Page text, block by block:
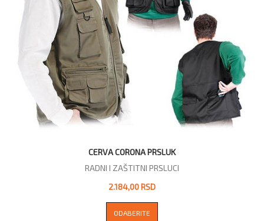
CERVA CORONA PRSLUK
RADNI I ZAŠTITNI PRSLUCI
2.184,00 RSD
ODABERITE